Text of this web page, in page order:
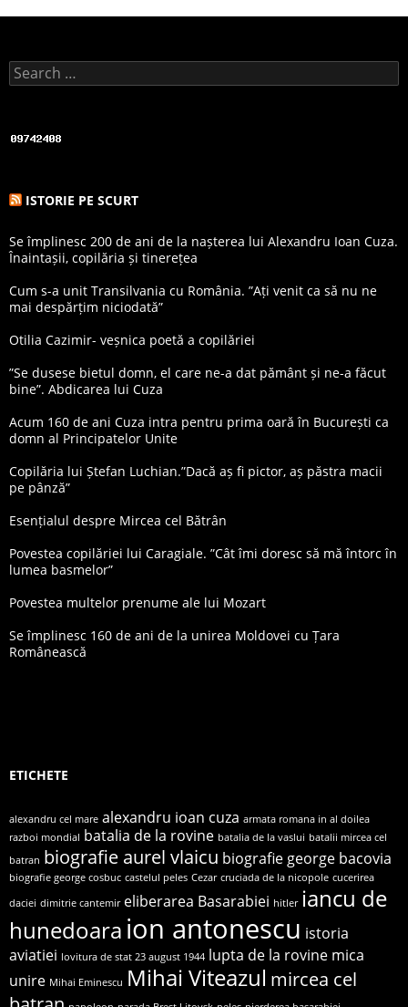
o
k
Search for:
ISTORIE PE SCURT
Se împlinesc 200 de ani de la nașterea lui Alexandru Ioan Cuza.
Înaintașii, copilăria și tinerețea
Cum s-a unit Transilvania cu România. ”Ați venit ca să nu ne
mai despărțim niciodată”
Otilia Cazimir- veșnica poetă a copilăriei
”Se dusese bietul domn, el care ne-a dat pământ și ne-a făcut
bine”. Abdicarea lui Cuza
Acum 160 de ani Cuza intra pentru prima oară în București ca
domn al Principatelor Unite
Copilăria lui Ștefan Luchian.”Dacă aș fi pictor, aș păstra macii
pe pânză”
Esențialul despre Mircea cel Bătrân
Povestea copilăriei lui Caragiale. ”Cât îmi doresc să mă întorc în
lumea basmelor”
Povestea multelor prenume ale lui Mozart
Se împlinesc 160 de ani de la unirea Moldovei cu Țara
Românească
ETICHETE
alexandru cel mare alexandru ioan cuza armata romana in al doilea
razboi mondial batalia de la rovine batalia de la vaslui batalii mircea cel
batran biografie aurel vlaicu biografie george bacovia
biografie george cosbuc castelul peles Cezar cruciada de la nicopole cucerirea
daciei dimitrie cantemir eliberarea Basarabiei hitler iancu de
hunedoara ion antonescu istoria
aviatiei lovitura de stat 23 august 1944 lupta de la rovine mica
unire Mihai Eminescu Mihai Viteazul mircea cel